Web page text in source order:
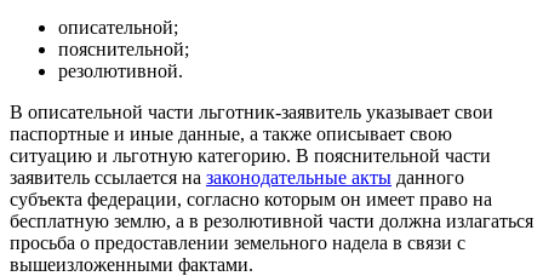
описательной;
пояснительной;
резолютивной.
В описательной части льготник-заявитель указывает свои
паспортные и иные данные, а также описывает свою
ситуацию и льготную категорию. В пояснительной части
заявитель ссылается на законодательные акты данного
субъекта федерации, согласно которым он имеет право на
бесплатную землю, а в резолютивной части должна излагаться
просьба о предоставлении земельного надела в связи с
вышеизложенными фактами.